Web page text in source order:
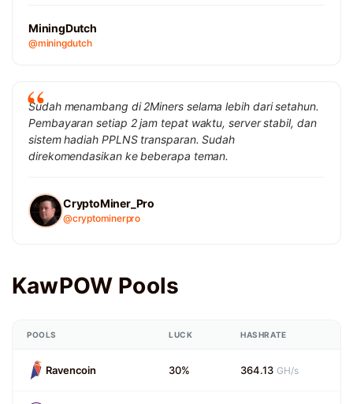
MiningDutch
@miningdutch
Sudah menambang di 2Miners selama lebih dari setahun.
Pembayaran setiap 2 jam tepat waktu, server stabil, dan
sistem hadiah PPLNS transparan. Sudah
direkomendasikan ke beberapa teman.
CryptoMiner_Pro
@cryptominerpro
KawPOW Pools
POOLS LUCK HASHRATE
Ravencoin 30% 364.13 GH/s